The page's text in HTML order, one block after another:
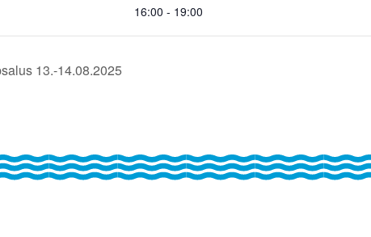
16:00 - 19:00
13.-14.08.2025